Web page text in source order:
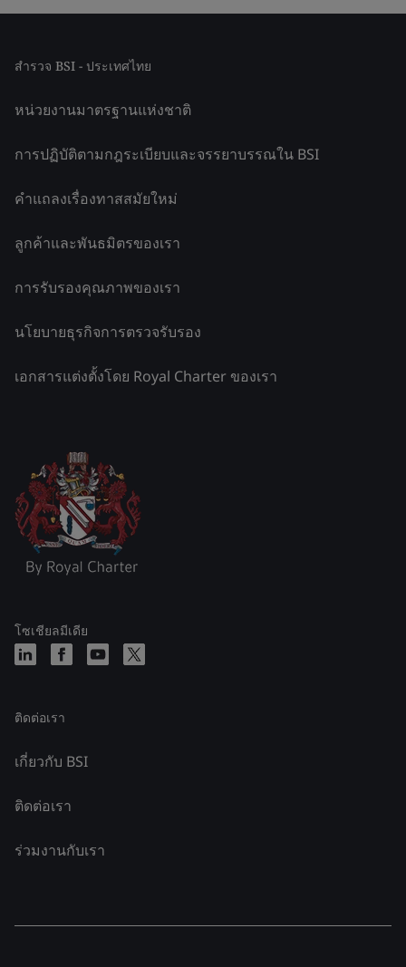
สำรวจ BSI - ประเทศไทย
หน่วยงานมาตรฐานแห่งชาติ
การปฏิบัติตามกฎระเบียบและจรรยาบรรณใน BSI
คำแถลงเรื่องทาสสมัยใหม่
ลูกค้าและพันธมิตรของเรา
การรับรองคุณภาพของเรา
นโยบายธุรกิจการตรวจรับรอง
เอกสารแต่งตั้งโดย Royal Charter ของเรา
โซเชียลมีเดีย
ติดต่อเรา
เกี่ยวกับ BSI
ติดต่อเรา
ร่วมงานกับเรา